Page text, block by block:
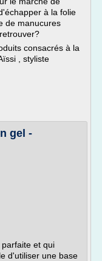
à la folie
de manucures
consacrés à la
, styliste
gel -
et qui
d'utiliser une base